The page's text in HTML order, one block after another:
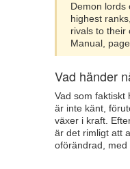
Demon lords
highest
rivals to their
Manual,
Vad händer
Vad som faktiskt
är inte känt,
växer i kraft.
är det rimligt att
oförändrad, med